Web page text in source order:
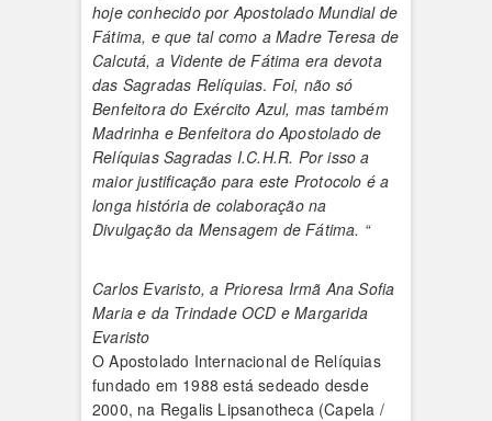
hoje conhecido por Apostolado Mundial de
Fátima, e que tal como a Madre Teresa de
Calcutá, a Vidente de Fátima era devota
das Sagradas Relíquias. Foi, não só
Benfeitora do Exército Azul, mas também
Madrinha e Benfeitora do Apostolado de
Relíquias Sagradas I.C.H.R. Por isso a
maior justificação para este Protocolo é a
longa história de colaboração na
Divulgação da Mensagem de Fátima. “
Carlos Evaristo, a Prioresa Irmã Ana Sofia
Maria e da Trindade OCD e Margarida
Evaristo
O Apostolado Internacional de Relíquias
fundado em 1988 está sedeado desde
2000, na Regalis Lipsanotheca (Capela /